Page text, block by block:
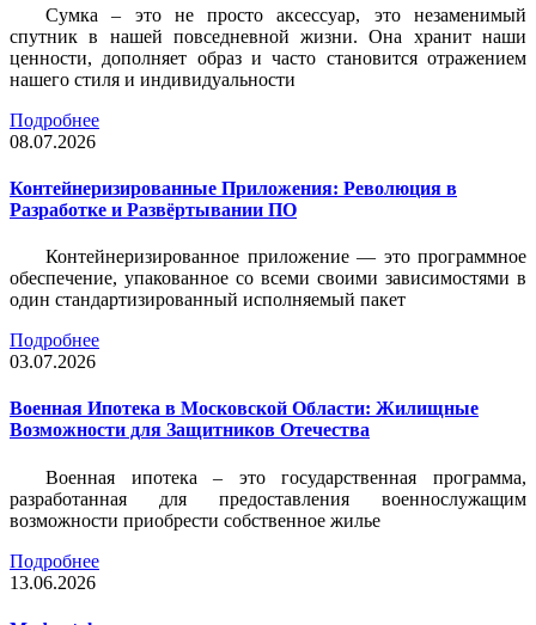
Сумка – это не просто аксессуар, это незаменимый
спутник в нашей повседневной жизни. Она хранит наши
ценности, дополняет образ и часто становится отражением
нашего стиля и индивидуальности
Подробнее
08.07.2026
Контейнеризированные Приложения: Революция в
Разработке и Развёртывании ПО
Контейнеризированное приложение — это программное
обеспечение, упакованное со всеми своими зависимостями в
один стандартизированный исполняемый пакет
Подробнее
03.07.2026
Военная Ипотека в Московской Области: Жилищные
Возможности для Защитников Отечества
Военная ипотека – это государственная программа,
разработанная для предоставления военнослужащим
возможности приобрести собственное жилье
Подробнее
13.06.2026